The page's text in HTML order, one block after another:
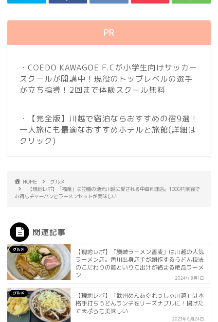
PR
・COEDO KAWAGOE F.Cが小学生向けサッカー
スクールが開講中！現役のトップレベルの選手
が立ち指導！2回まで体験スクール無料
・【完全版】川越で宿泊ならおすすめの宿9選！
一人旅にも最適なおすすめホテルと旅館(詳細は
クリック)
HOME
グルメ
【現地レポ】「福竜」は笠幡の地元川越に愛される中華料理店。1000円前後で
お得なチャーハンとラーメンセットが美味しい
関連記事
グルメ
【現地レポ】「讃岐ラーメン香麦」は川越の人気
ラーメン店。香川出身店主が創作するうどん技法
のこだわりの麺といりこ出汁が絡まる絶品ラーメ
ン
2024年8月1日
グルメ
【現地レポ】「武州めんあぐれっしゅ川越」は本
格手打ちうどんランチをリーズナブルに！揚げた
て天ぷらも美味しい
2023年8月24日